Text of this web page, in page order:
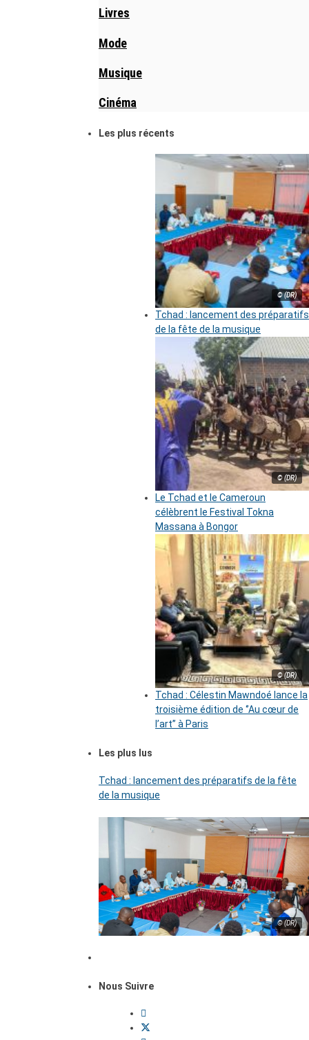
Livres
Mode
Musique
Cinéma
Les plus récents
© (DR)
Tchad : lancement des préparatifs
de la fête de la musique
© (DR)
Le Tchad et le Cameroun
célèbrent le Festival Tokna
Massana à Bongor
© (DR)
Tchad : Célestin Mawndoé lance la
troisième édition de ‘’Au cœur de
l’art’’ à Paris
Les plus lus
Tchad : lancement des préparatifs de la fête
de la musique
© (DR)
Nous Suivre